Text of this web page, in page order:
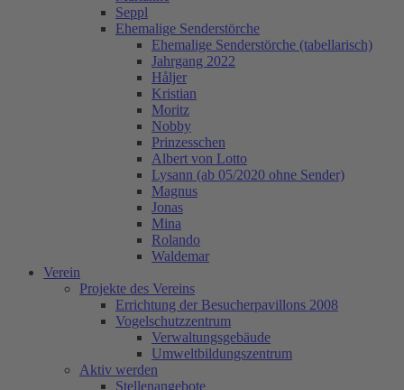
Seppl
Ehemalige Senderstörche
Ehemalige Senderstörche (tabellarisch)
Jahrgang 2022
Håljer
Kristian
Moritz
Nobby
Prinzesschen
Albert von Lotto
Lysann (ab 05/2020 ohne Sender)
Magnus
Jonas
Mina
Rolando
Waldemar
Verein
Projekte des Vereins
Errichtung der Besucherpavillons 2008
Vogelschutzzentrum
Verwaltungsgebäude
Umweltbildungszentrum
Aktiv werden
Stellenangebote